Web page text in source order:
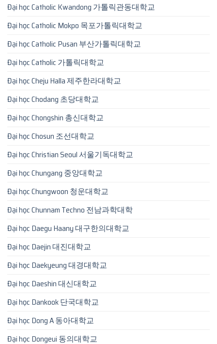
Đại học Catholic Kwandong 가톨릭관동대학교
Đại học Catholic Mokpo 목포가톨릭대학교
Đại học Catholic Pusan 부산가톨릭대학교
Đại học Catholic 가톨릭대학교
Đại học Cheju Halla 제주한라대학교
Đại học Chodang 초당대학교
Đại học Chongshin 총신대학교
Đại học Chosun 조선대학교
Đại học Christian Seoul 서울기독대학교
Đại học Chungang 중앙대학교
Đại học Chungwoon 청운대학교
Đại học Chunnam Techno 전남과학대학
Đại học Daegu Haany 대구한의대학교
Đại học Daejin 대진대학교
Đại học Daekyeung 대경대학교
Đại học Daeshin 대신대학교
Đại học Dankook 단국대학교
Đại học Dong A 동아대학교
Đại học Dongeui 동의대학교